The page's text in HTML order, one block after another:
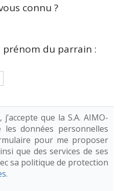
connu ?
prénom du parrain :
que la S.A. AIMO-
données personnelles
pour me proposer
que des services de ses
sa politique de protection